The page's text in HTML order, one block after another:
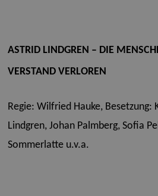
ASTRID LINDGREN – DIE
VERSTAND VERLOREN
Regie: Wilfried Hauke, Besetzung:
Lindgren, Johan Palmberg, Sofia
Sommerlatte u.v.a.